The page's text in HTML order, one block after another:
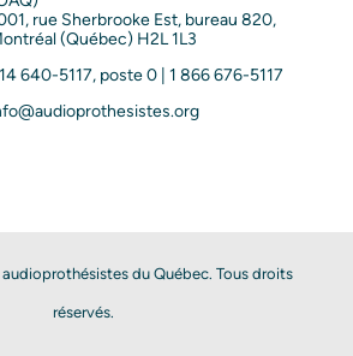
rue Sherbrooke Est, bureau 820,
(Québec) H2L 1L3
640-5117, poste 0 | 1 866 676-5117
du Québec. Tous droits
réservés.